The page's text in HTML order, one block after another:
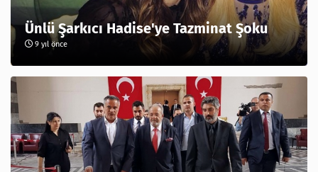
Ünlü Şarkıcı Hadise'ye Tazminat Şoku
9 yıl önce